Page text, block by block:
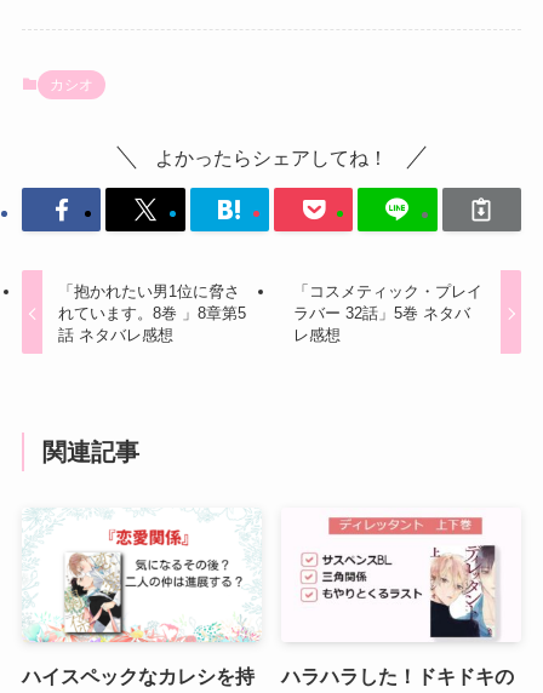
カシオ
よかったらシェアしてね！
「抱かれたい男1位に脅さ
れています。8巻 」8章第5
話 ネタバレ感想
「コスメティック・プレイ
ラバー 32話」5巻 ネタバ
レ感想
関連記事
ハイスペックなカレシを持
ハラハラした！ドキドキの